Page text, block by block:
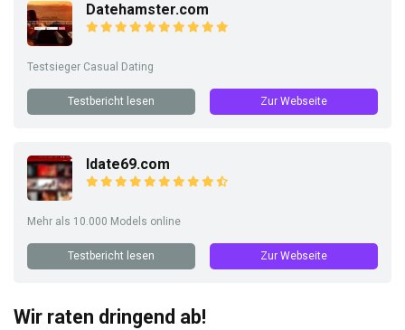
Datehamster.com
Testsieger Casual Dating
Testbericht lesen Zur Webseite
Idate69.com
Mehr als 10.000 Models online
Testbericht lesen Zur Webseite
Wir raten dringend ab!